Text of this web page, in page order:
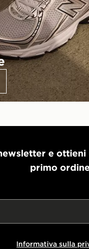
e ottieni
primo
Informativa sulla